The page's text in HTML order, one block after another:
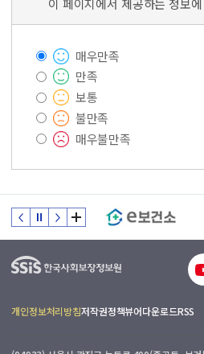
이 페이지에서 제공하는 정보
매우만족
만족
보통
불만족
매우불만족
개인정보처리방침저작권정책뷰어다운로드RSS